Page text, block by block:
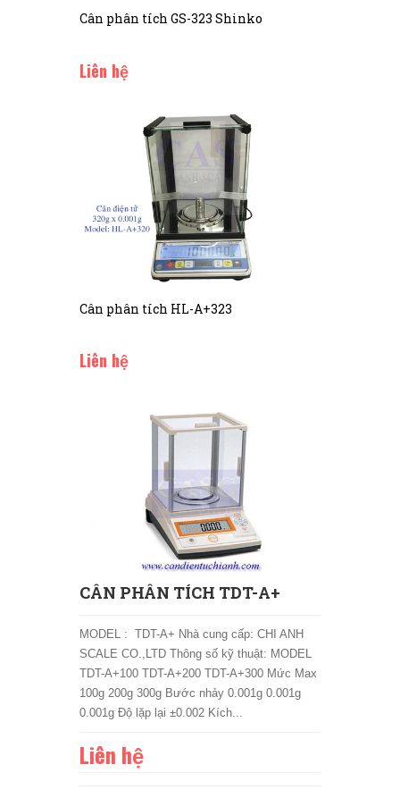
Cân phân tích GS-323 Shinko
Liên hệ
Cân phân tích HL-A+323
Liên hệ
CÂN PHÂN TÍCH TDT-A+
MODEL : TDT-A+ Nhà cung cấp: CHI ANH
SCALE CO.,LTD Thông số kỹ thuật: MODEL
TDT-A+100 TDT-A+200 TDT-A+300 Mức Max
100g 200g 300g Bước nhảy 0.001g 0.001g
0.001g Độ lặp lại ±0.002 Kích...
Liên hệ